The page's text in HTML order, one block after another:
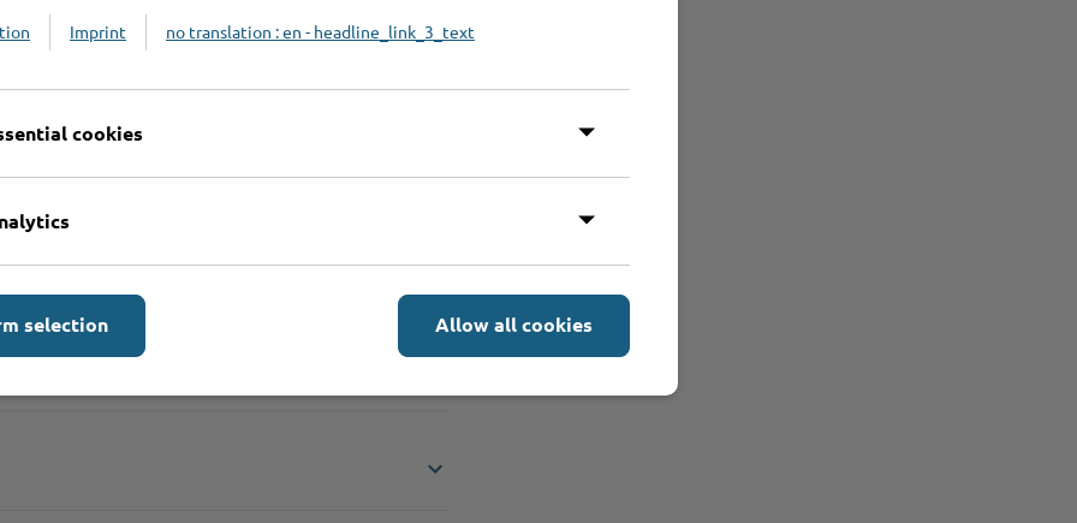
benötigt?
Imprint no translation : en - headline_link_3_text
cookies
Allow all cookies
selection